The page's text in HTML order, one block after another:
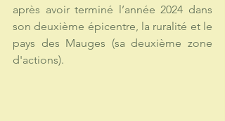
après avoir terminé l’année 2024 dans
son deuxième épicentre, la ruralité et le
pays des Mauges (sa deuxième zone
d'actions).